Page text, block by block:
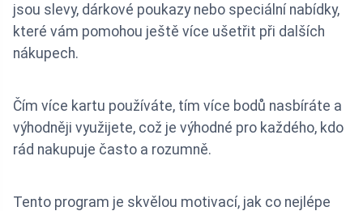
jsou slevy, dárkové poukazy nebo speciální nabídky,
které vám pomohou ještě více ušetřit při dalších
nákupech.
Čím více kartu používáte, tím více bodů nasbíráte a
výhodněji využijete, což je výhodné pro každého, kdo
rád nakupuje často a rozumně.
Tento program je skvělou motivací, jak co nejlépe